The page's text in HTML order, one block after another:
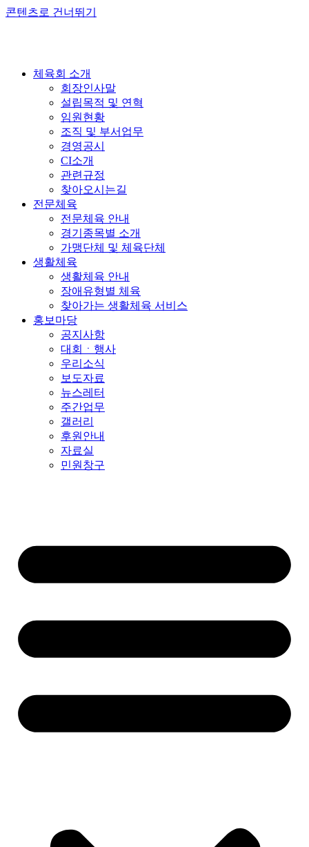
콘텐츠로 건너뛰기
체육회 소개
회장인사말
설립목적 및 연혁
임원현황
조직 및 부서업무
경영공시
CI소개
관련규정
찾아오시는길
전문체육
전문체육 안내
경기종목별 소개
가맹단체 및 체육단체
생활체육
생활체육 안내
장애유형별 체육
찾아가는 생활체육 서비스
홍보마당
공지사항
대회ㆍ행사
우리소식
보도자료
뉴스레터
주간업무
갤러리
후원안내
자료실
민원창구